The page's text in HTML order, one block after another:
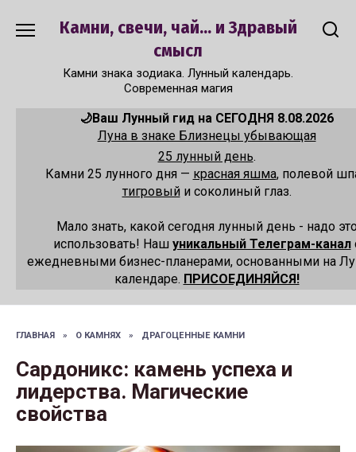
Камни, свечи, чай... и Здравый
смысл
Камни знака зодиака. Лунный календарь.
Современная магия
🌙Ваш Лунный гид на СЕГОДНЯ 8.08.2026
Луна в знаке Близнецы убывающая
25 лунный день.
Камни 25 лунного дня — красная яшма, полевой
тигровыйи соколиный глаз.
Мало знать, какой сегодня лунный день - надо
использовать! Наш уникальный Телеграм-канал
ежедневными бизнес-планерами, основанными на
календаре. ПРИСОЕДИНЯЙСЯ!
ГЛАВНАЯ » О КАМНЯХ » ДРАГОЦЕННЫЕ КАМНИ
Сардоникс: камень успеха и
лидерства. Магические
свойства